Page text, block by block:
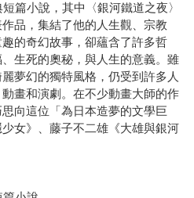
篇小說，其中〈銀河鐵道之夜〉
品，集結了他的人生觀、宗教
的奇幻故事，卻蘊含了許多哲
生死的奧秘，與人生的意義。雖
夢幻的獨特風格，仍受到許多人
畫和演劇。在不少動畫大師的作
向這位「為日本造夢的文學巨
女》、藤子不二雄《大雄與銀河